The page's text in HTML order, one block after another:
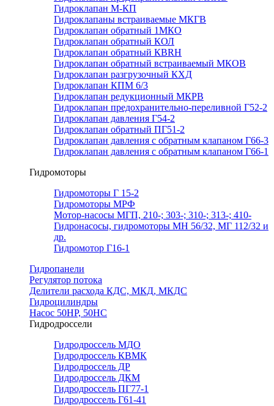
Гидроклапан М-КП
Гидроклапаны встраиваемые МКГВ
Гидроклапан обратный 1МКО
Гидроклапан обратный КОЛ
Гидроклапан обратный КВRН
Гидроклапан обратный встраиваемый МКОВ
Гидроклапан разгрузочный КХД
Гидроклапан КПМ 6/3
Гидроклапан редукционный МКРВ
Гидроклапан предохранительно-переливной Г52-2
Гидроклапан давления Г54-2
Гидроклапан обратный ПГ51-2
Гидроклапан давления с обратным клапаном Г66-3
Гидроклапан давления с обратным клапаном Г66-1
Гидромоторы
Гидромоторы Г 15-2
Гидромоторы МРФ
Мотор-насосы МГП, 210-; 303-; 310-; 313-; 410-
Гидронасосы, гидромоторы МН 56/32, МГ 112/32 и
др.
Гидромотор Г16-1
Гидропанели
Регулятор потока
Делители расхода КДС, МКД, МКДС
Гидроцилиндры
Насос 50НР, 50НС
Гидродроссели
Гидродроссель МДО
Гидродроссель КВМК
Гидродроссель ДР
Гидродроссель ДКМ
Гидродроссель ПГ77-1
Гидродроссель Г61-41